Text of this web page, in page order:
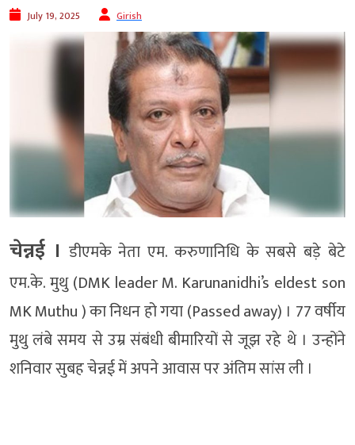
July 19, 2025 Girish
चेन्नई । डीएमके नेता एम. करुणानिधि के सबसे बड़े बेटे
एम.के. मुथु (DMK leader M. Karunanidhi’s eldest son
MK Muthu ) का निधन हो गया (Passed away) । 77 वर्षीय
मुथु लंबे समय से उम्र संबंधी बीमारियों से जूझ रहे थे । उन्होंने
शनिवार सुबह चेन्नई में अपने आवास पर अंतिम सांस ली ।